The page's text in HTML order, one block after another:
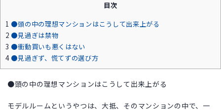
目次
1 ●頭の中の理想マンションはこうして出来上がる
2 ●見過ぎは禁物
3 ●衝動買いも悪くはない
4●見過ぎず、慌てずの選び方
●頭の中の理想マンションはこうして出来上がる
モデルルームというやつは、大抵、そのマンションの中で、一